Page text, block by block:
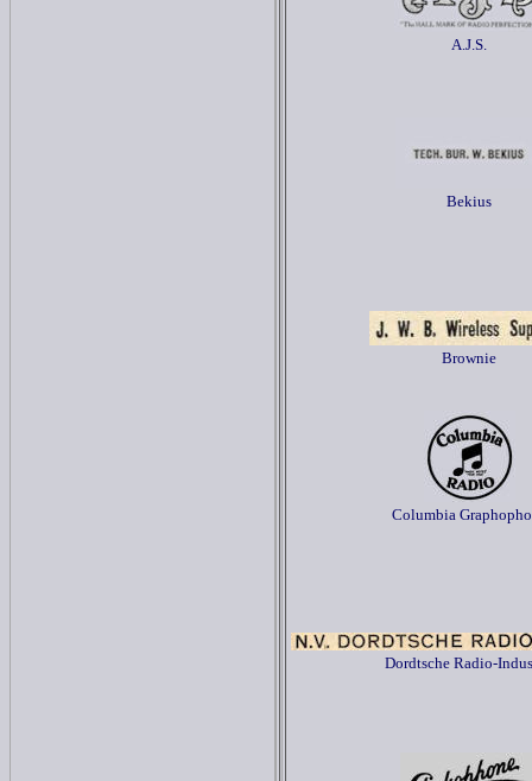
A.J.S.
Bekius
Brownie
Columbia
Dordtsche Radio-